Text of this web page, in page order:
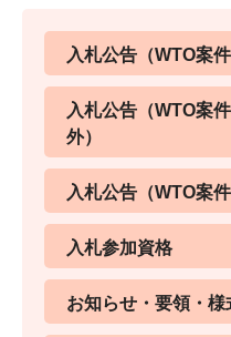
入札公告（WTO案件
入札公告（WTO案
外）
入札公告（WTO案
入札参加資格
お知らせ・要領・様